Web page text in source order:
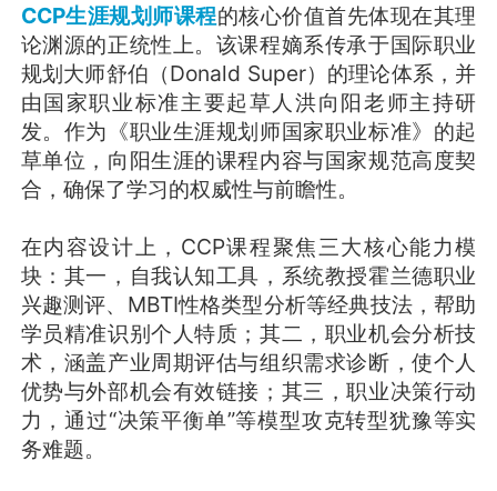
CCP生涯规划师课程的核心价值首先体现在其理
论渊源的正统性上。该课程嫡系传承于国际职业
规划大师舒伯（Donald Super）的理论体系，并
由国家职业标准主要起草人洪向阳老师主持研
发。作为《职业生涯规划师国家职业标准》的起
草单位，向阳生涯的课程内容与国家规范高度契
合，确保了学习的权威性与前瞻性。
在内容设计上，CCP课程聚焦三大核心能力模
块：其一，自我认知工具，系统教授霍兰德职业
兴趣测评、MBTI性格类型分析等经典技法，帮助
学员精准识别个人特质；其二，职业机会分析技
术，涵盖产业周期评估与组织需求诊断，使个人
优势与外部机会有效链接；其三，职业决策行动
力，通过“决策平衡单”等模型攻克转型犹豫等实
务难题。